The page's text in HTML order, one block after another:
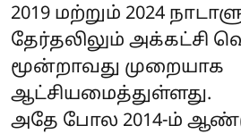
2019 மற்றும் 2024
தேர்தலிலும் அக்கட்சி
மூன்றாவது முறையாக
ஆட்சியமைத்துள்ளது.
அதே போல 2014-ம்